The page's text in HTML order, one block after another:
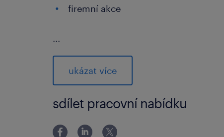
firemní akce
...
co od vás očekáváme
min. SŠ vzdělání
zkušeností na obdobné pozici
znalost anglického nebo německého
pokročilou znalost práce na PC
ukázat více
sdílet pracovní nabídku